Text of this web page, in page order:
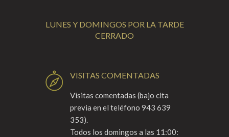
LUNES Y DOMINGOS POR LA TARDE
CERRADO
VISITAS COMENTADAS
Visitas comentadas (bajo cita
previa en el teléfono 943 639
353).
Todos los domingos a las 11:00: